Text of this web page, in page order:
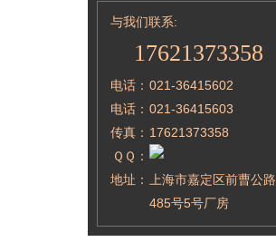
与我们联系:
17621373358
电话： 021-36415602
电话： 021-36415603
传真： 17621373358
ＱＱ：
地址：
上海市嘉定区前曹公路
485号5号厂房